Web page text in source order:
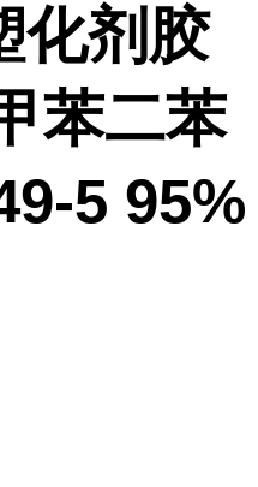
化剂胶
苯二苯
5 95%